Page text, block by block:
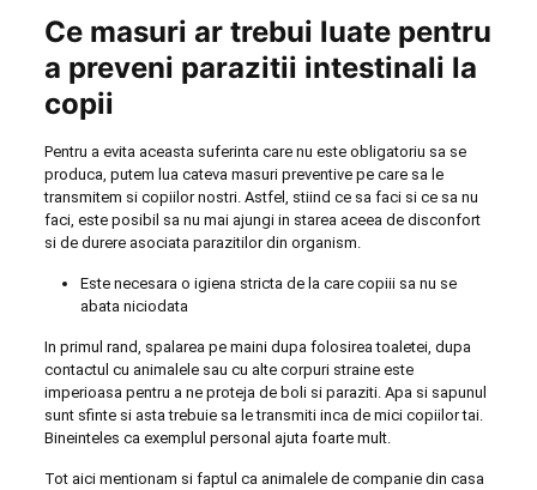
Ce masuri ar trebui luate pentru
a preveni parazitii intestinali la
copii
Pentru a evita aceasta suferinta care nu este obligatoriu sa se
produca, putem lua cateva masuri preventive pe care sa le
transmitem si copiilor nostri. Astfel, stiind ce sa faci si ce sa nu
faci, este posibil sa nu mai ajungi in starea aceea de disconfort
si de durere asociata parazitilor din organism.
Este necesara o igiena stricta de la care copiii sa nu se
abata niciodata
In primul rand, spalarea pe maini dupa folosirea toaletei, dupa
contactul cu animalele sau cu alte corpuri straine este
imperioasa pentru a ne proteja de boli si paraziti. Apa si sapunul
sunt sfinte si asta trebuie sa le transmiti inca de mici copiilor tai.
Bineinteles ca exemplul personal ajuta foarte mult.
Tot aici mentionam si faptul ca animalele de companie din casa